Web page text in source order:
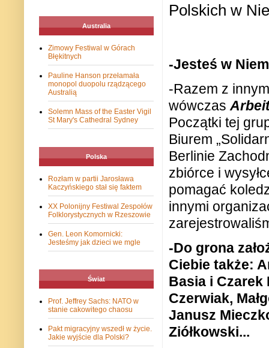
Polskich w
-Jesteś w
-Razem z
wówczas
Początki tej
Biurem
Berlinie
zbiórce i
pomagać
innymi
-Do grona
Ciebie także:
Basia i Czarek
Czerwiak,
Janusz
Ziółkowski...
Australia
Zimowy Festiwal w Górach
Błękitnych
Pauline Hanson przełamała
monopol duopolu rządzącego
Australią
Solemn Mass of the Easter Vigil
St Mary's Cathedral Sydney
Polska
Rozłam w partii Jarosława
Kaczyńskiego stał się faktem
XX Polonijny Festiwal Zespołów
Folklorystycznych w Rzeszowie
Gen. Leon Komornicki:
Jesteśmy jak dzieci we mgle
Świat
Prof. Jeffrey Sachs: NATO w
stanie cakowitego chaosu
Pakt migracyjny wszedł w życie.
Jakie wyjście dla Polski?